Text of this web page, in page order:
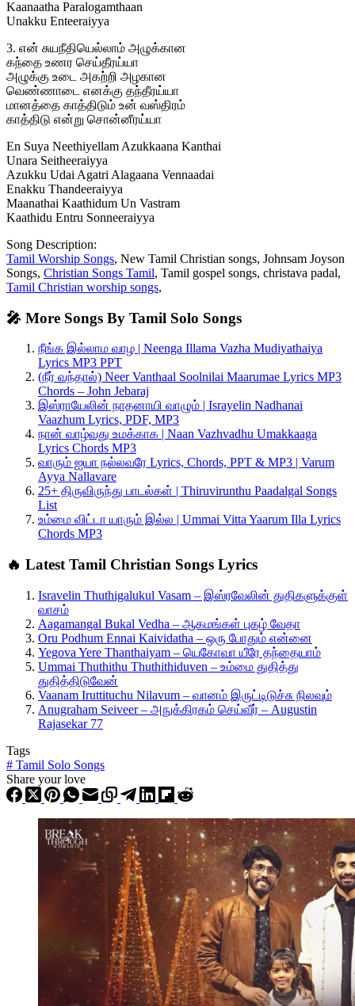
Kaanaatha Paralogamthaan
Unakku Enteeraiyya
3. என் சுயநீதியெல்லாம் அழுக்கான
கந்தை உணர செய்தீரய்யா
அழுக்கு உடை அகற்றி அழகான
வெண்ணாடை எனக்கு தந்தீரய்யா
மானத்தை காத்திடும் உன் வஸ்திரம்
காத்திடு என்று சொன்னீரய்யா
En Suya Neethiyellam Azukkaana Kanthai
Unara Seitheeraiyya
Azukku Udai Agatri Alagaana Vennaadai
Enakku Thandeeraiyya
Maanathai Kaathidum Un Vastram
Kaathidu Entru Sonneeraiyya
Song Description:
Tamil Worship Songs, New Tamil Christian songs, Johnsam Joyson
Songs, Christian Songs Tamil, Tamil gospel songs, christava padal,
Tamil Christian worship songs,
🎤 More Songs By Tamil Solo Songs
நீங்க இல்லாம வாழ | Neenga Illama Vazha Mudiyathaiya
Lyrics MP3 PPT
(நீர் வந்தால்) Neer Vanthaal Soolnilai Maarumae Lyrics MP3
Chords – John Jebaraj
இஸ்ராயேலின் நாதனாயி வாழும் | Israyelin Nadhanai
Vaazhum Lyrics, PDF, MP3
நான் வாழ்வது உமக்காக | Naan Vazhvadhu Umakkaaga
Lyrics Chords MP3
வாரும் ஐயா நல்லவரே Lyrics, Chords, PPT & MP3 | Varum
Ayya Nallavare
25+ திருவிருந்து பாடல்கள் | Thiruvirunthu Paadalgal Songs
List
உம்மை விட்டா யாரும் இல்ல | Ummai Vitta Yaarum Illa Lyrics
Chords MP3
🔥 Latest Tamil Christian Songs Lyrics
Isravelin Thuthigalukul Vasam – இஸ்ரவேலின் துதிகளுக்குள்
வாசம்
Aagamangal Bukal Vedha – ஆகமங்கள் புகழ் வேதா
Oru Podhum Ennai Kaividatha – ஒரு போதும் என்னை
Yegova Yere Thanthaiyam – யெகோவா யீரே தந்தையாம்
Ummai Thuthithu Thuthithiduven – உம்மை துதித்து
துதித்திடுவேன்
Vaanam Iruttituchu Nilavum – வானம் இருட்டிடுச்சு நிலவும்
Anugraham Seiveer – அநுக்கிரகம் செய்வீர் – Augustin
Rajasekar 77
Tags
# Tamil Solo Songs
Share your love